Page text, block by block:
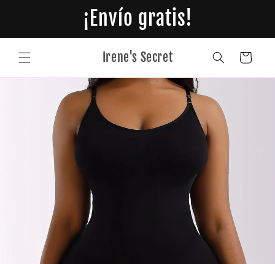
¡Envío gratis!
Irene's Secret Carrito